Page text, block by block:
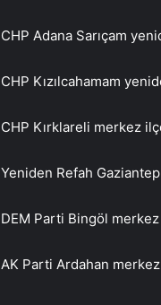
CHP Adana Sarıçam
CHP Kızılcahamam
CHP Kırklareli merkez
Yeniden Refah
DEM Parti Bingöl
AK Parti Ardahan